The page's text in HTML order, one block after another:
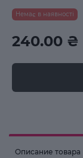
Немає в наявності
240.00 ₴
Описание товара